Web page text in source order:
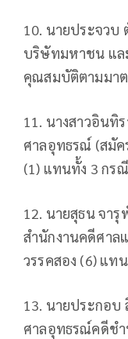
10. นายประจว
บริษัทมหาชน แ
คุณสมบัติตามมาต
11. นางสาวอินทิ
ศาลอุทธรณ์ (สมั
(1) แทนทั้ง 3 กร
12. นายสุธน จา
สำนักงานคดีศาล
วรรคสอง (6) แท
13. นายประกอบ
ศาลอุทธรณ์คดีช